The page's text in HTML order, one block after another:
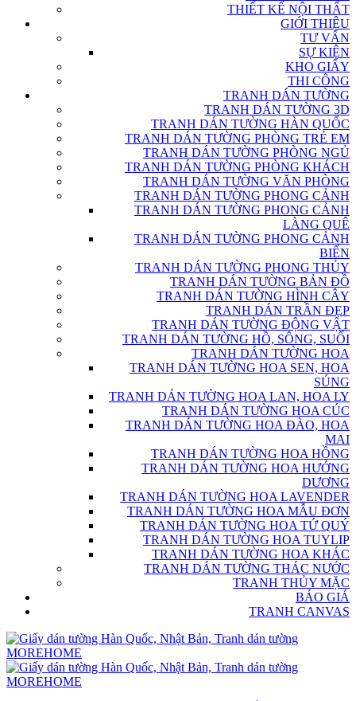
THIẾT KẾ NỘI THẤT
GIỚI THIỆU
TƯ VẤN
SỰ KIỆN
KHO GIẤY
THI CÔNG
TRANH DÁN TƯỜNG
TRANH DÁN TƯỜNG 3D
TRANH DÁN TƯỜNG HÀN QUỐC
TRANH DÁN TƯỜNG PHÒNG TRẺ EM
TRANH DÁN TƯỜNG PHÒNG NGỦ
TRANH DÁN TƯỜNG PHÒNG KHÁCH
TRANH DÁN TƯỜNG VĂN PHÒNG
TRANH DÁN TƯỜNG PHONG CẢNH
TRANH DÁN TƯỜNG PHONG CẢNH
LÀNG QUÊ
TRANH DÁN TƯỜNG PHONG CẢNH
BIỂN
TRANH DÁN TƯỜNG PHONG THỦY
TRANH DÁN TƯỜNG BẢN ĐỒ
TRANH DÁN TƯỜNG HÌNH CÂY
TRANH DÁN TRẦN ĐẸP
TRANH DÁN TƯỜNG ĐỘNG VẬT
TRANH DÁN TƯỜNG HỒ, SÔNG, SUỐI
TRANH DÁN TƯỜNG HOA
TRANH DÁN TƯỜNG HOA SEN, HOA
SÚNG
TRANH DÁN TƯỜNG HOA LAN, HOA LY
TRANH DÁN TƯỜNG HOA CÚC
TRANH DÁN TƯỜNG HOA ĐÀO, HOA
MAI
TRANH DÁN TƯỜNG HOA HỒNG
TRANH DÁN TƯỜNG HOA HƯỚNG
DƯƠNG
TRANH DÁN TƯỜNG HOA LAVENDER
TRANH DÁN TƯỜNG HOA MẪU ĐƠN
TRANH DÁN TƯỜNG HOA TỨ QUÝ
TRANH DÁN TƯỜNG HOA TUYLIP
TRANH DÁN TƯỜNG HOA KHÁC
TRANH DÁN TƯỜNG THÁC NƯỚC
TRANH THỦY MẶC
BÁO GIÁ
TRANH CANVAS